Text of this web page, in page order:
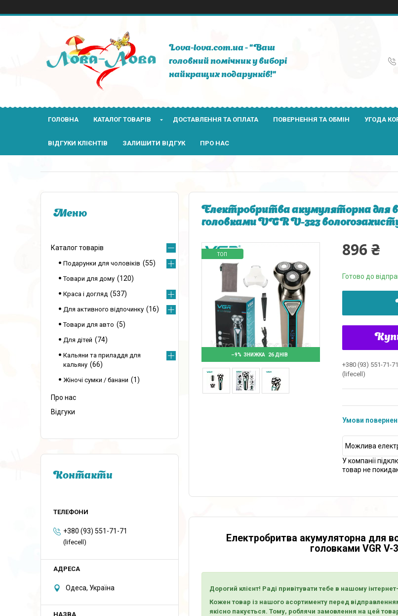
Lova-lova.com.ua - "Ваш
головний помічник у виборі
найкращих подарунків!"
ГОЛОВНА КАТАЛОГ ТОВАРІВ ДОСТАВЛЕННЯ ТА ОПЛАТА ПОВЕРНЕННЯ ТА ОБМІН УГОДА
ВІДГУКИ КЛІЄНТІВ ЗАЛИШИТИ ВІДГУК ПРО НАС
Електробритва акумуляторна для
головками VGR V-323
–9% 26 ДНІВ
ТОП 896 ₴
Готово до
+380 (93) 551-71-71
(lifecell)
У компанії
товар не
Електробритва акумуляторна для
головками VGR V-
Дорогий клієнт! Раді привітувати тебе в нашому
Кожен товар із нашого асортименту перед
якісно пакується. Тому, роблячи замовлення на цей
Каталог товарів
Подарунки для чоловіків 55
Товари для дому 120
Краса і догляд 537
Для активного відпочинку 16
Товари для авто 5
Для дітей 74
Кальяни та приладдя для
кальяну
66
Жіночі сумки / банани 1
Про нас
Відгуки
Контакти
+380 (93) 551-71-71
(lifecell)
Одеса, Україна